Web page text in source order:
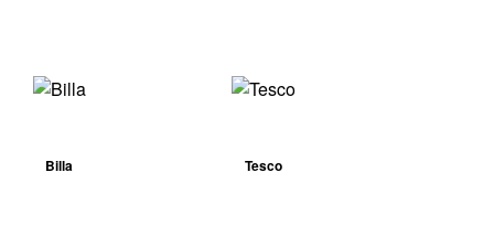
Billa Tesco